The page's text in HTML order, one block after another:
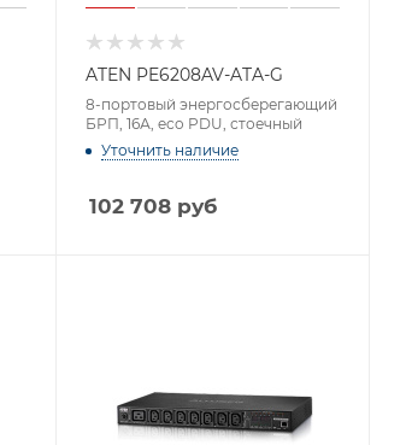
ATEN PE6208AV-ATA-G
8-портовый энергосберегающий
БРП, 16А, eco PDU, стоечный
Уточнить наличие
102 708 руб